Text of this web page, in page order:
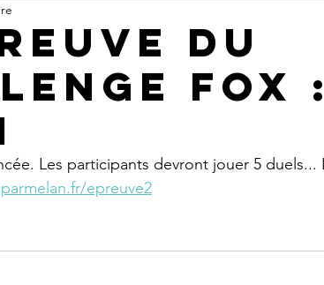
du
Fox
Les participants devront jouer 5
epreuve2